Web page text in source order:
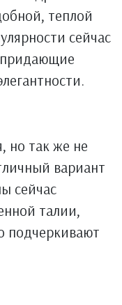
теплой
сейчас
но так же не
вариант
сейчас
талии,
подчеркивают